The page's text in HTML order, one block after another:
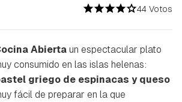
44 Votos
Abiertaun espectacular plato
consumido en las islas helenas:
griego de espinacas y queso
fácil de preparar en la que